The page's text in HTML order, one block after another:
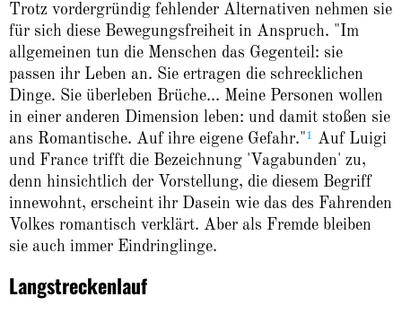
Trotz vordergründig fehlender Alternativen nehmen sie
für sich diese Bewegungsfreiheit in Anspruch. "Im
allgemeinen tun die Menschen das Gegenteil: sie
passen ihr Leben an. Sie ertragen die schrecklichen
Dinge. Sie überleben Brüche... Meine Personen wollen
in einer anderen Dimension leben: und damit stoßen sie
ans Romantische. Auf ihre eigene Gefahr."1
Auf Luigi
und France trifft die Bezeichnung 'Vagabunden' zu,
denn hinsichtlich der Vorstellung, die diesem Begriff
innewohnt, erscheint ihr Dasein wie das des Fahrenden
Volkes romantisch verklärt. Aber als Fremde bleiben
sie auch immer Eindringlinge.
Langstreckenlauf